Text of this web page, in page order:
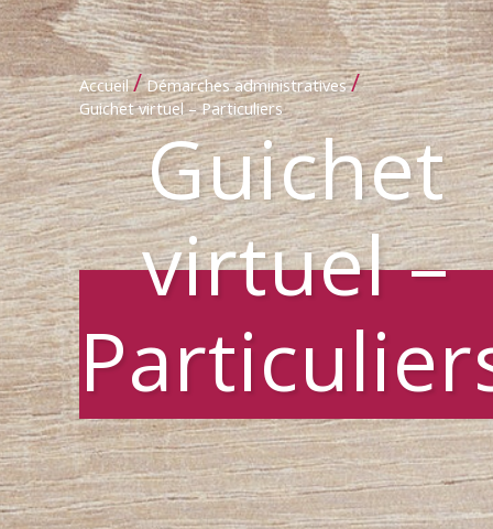
Accueil / Démarches administratives /
Guichet virtuel – Particuliers
Guichet
virtuel –